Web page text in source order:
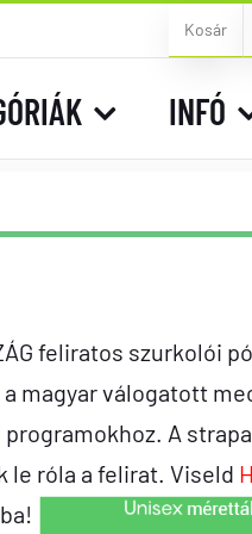
Kosár
INFÓ
feliratos szurkolói
magyar válogatott
A
le róla a felirat. Viseld
ba!